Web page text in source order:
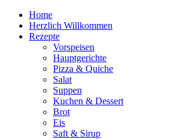
Home
Herzlich Willkommen
Rezepte
Vorspeisen
Hauptgerichte
Pizza & Quiche
Salat
Suppen
Kuchen & Dessert
Brot
Eis
Saft & Sirup